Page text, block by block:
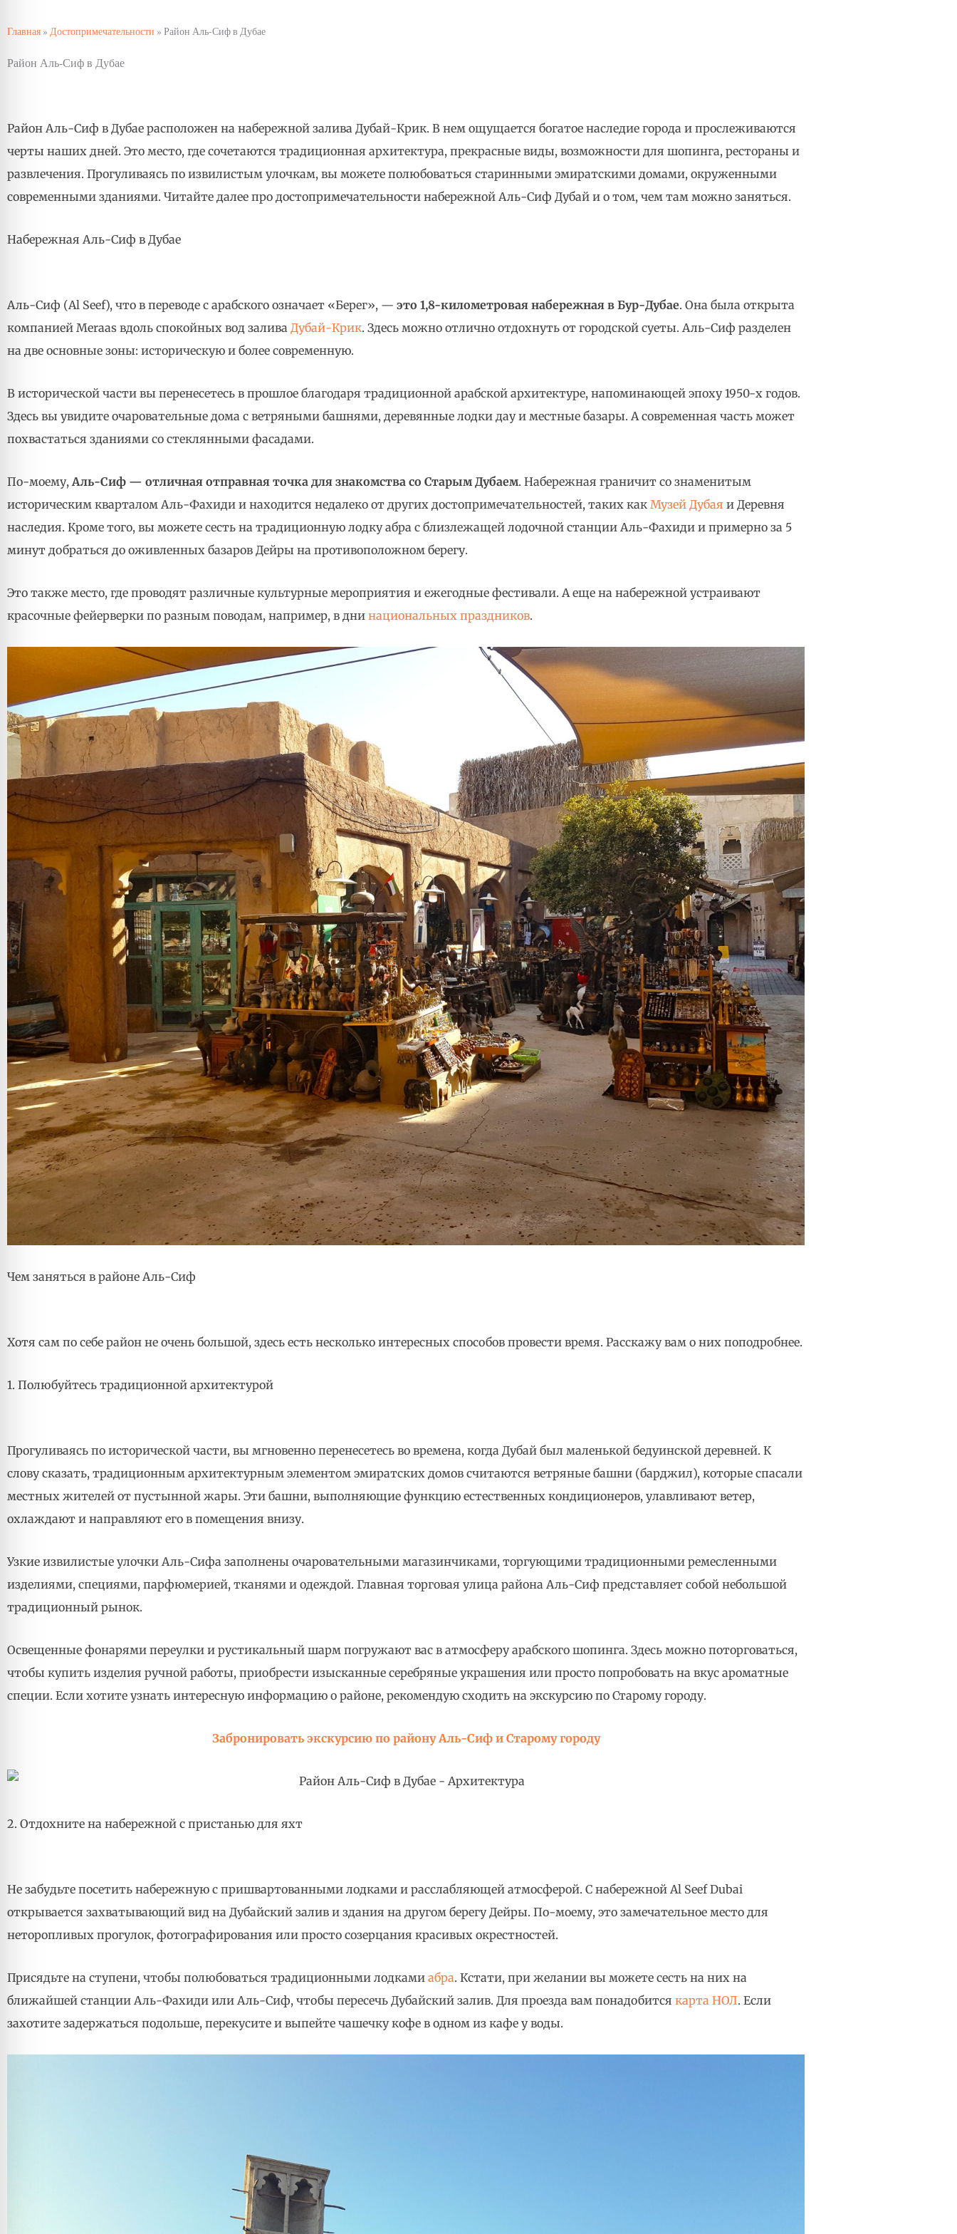
Главная» Достопримечательности » Район Аль-Сиф в Дубае
Район Аль-Сиф в Дубае
Район Аль-Сиф в Дубае расположен на набережной залива Дубай-Крик. В нем ощущается богатое наследие города и прослеживаются
черты наших дней. Это место, где сочетаются традиционная архитектура, прекрасные виды, возможности для шопинга, рестораны и
развлечения. Прогуливаясь по извилистым улочкам, вы можете полюбоваться старинными эмиратскими домами, окруженными
современными зданиями. Читайте далее про достопримечательности набережной Аль-Сиф Дубай и о том, чем там можно заняться.
Набережная Аль-Сиф в Дубае
Аль-Сиф (Al Seef), что в переводе с арабского означает «Берег», — это 1,8-километровая набережная в Бур-Дубае. Она была открыта
компанией Meraas вдоль спокойных вод залива Дубай-Крик. Здесь можно отлично отдохнуть от городской суеты. Аль-Сиф разделен
на две основные зоны: историческую и более современную.
В исторической части вы перенесетесь в прошлое благодаря традиционной арабской архитектуре, напоминающей эпоху 1950-х годов.
Здесь вы увидите очаровательные дома с ветряными башнями, деревянные лодки дау и местные базары. А современная часть может
похвастаться зданиями со стеклянными фасадами.
По-моему,Аль-Сиф — отличная отправная точка для знакомства со Старым Дубаем. Набережная граничит со знаменитым
историческим кварталом Аль-Фахиди и находится недалеко от других достопримечательностей, таких как Музей Дубая и Деревня
наследия. Кроме того, вы можете сесть на традиционную лодку абра с близлежащей лодочной станции Аль-Фахиди и примерно за 5
минут добраться до оживленных базаров Дейры на противоположном берегу.
Это также место, где проводят различные культурные мероприятия и ежегодные фестивали. А еще на набережной устраивают
красочные фейерверки по разным поводам, например, в дни национальных праздников.
Чем заняться в районе Аль-Сиф
Хотя сам по себе район не очень большой, здесь есть несколько интересных способов провести время. Расскажу вам о них поподробнее.
1. Полюбуйтесь традиционной архитектурой
Прогуливаясь по исторической части, вы мгновенно перенесетесь во времена, когда Дубай был маленькой бедуинской деревней. К
слову сказать, традиционным архитектурным элементом эмиратских домов считаются ветряные башни (барджил), которые спасали
местных жителей от пустынной жары. Эти башни, выполняющие функцию естественных кондиционеров, улавливают ветер,
охлаждают и направляют его в помещения внизу.
Узкие извилистые улочки Аль-Сифа заполнены очаровательными магазинчиками, торгующими традиционными ремесленными
изделиями, специями, парфюмерией, тканями и одеждой. Главная торговая улица района Аль-Сиф представляет собой небольшой
традиционный рынок.
Освещенные фонарями переулки и рустикальный шарм погружают вас в атмосферу арабского шопинга. Здесь можно поторговаться,
чтобы купить изделия ручной работы, приобрести изысканные серебряные украшения или просто попробовать на вкус ароматные
специи. Если хотите узнать интересную информацию о районе, рекомендую сходить на экскурсию по Старому городу.
Забронировать экскурсию по району Аль-Сиф и Старому городу
2. Отдохните на набережной с пристанью для яхт
Не забудьте посетить набережную с пришвартованными лодками и расслабляющей атмосферой. С набережной Al Seef Dubai
открывается захватывающий вид на Дубайский залив и здания на другом берегу Дейры. По-моему, это замечательное место для
неторопливых прогулок, фотографирования или просто созерцания красивых окрестностей.
Присядьте на ступени, чтобы полюбоваться традиционными лодками абра. Кстати, при желании вы можете сесть на них на
ближайшей станции Аль-Фахиди или Аль-Сиф, чтобы пересечь Дубайский залив. Для проезда вам понадобится карта НОЛ. Если
захотите задержаться подольше, перекусите и выпейте чашечку кофе в одном из кафе у воды.